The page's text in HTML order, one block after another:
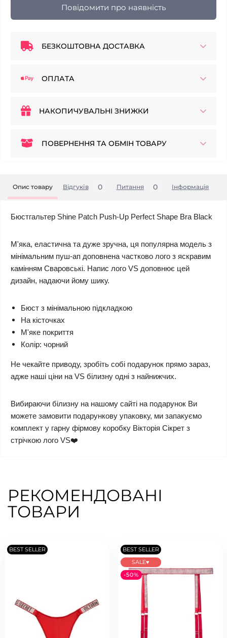
Повідомити про наявність
БЕЗКОШТОВНА ДОСТАВКА
ОПЛАТА
НАКОПИЧУВАЛЬНІ ЗНИЖКИ
ПОВЕРНЕННЯ ТА ОБМІН ТОВАРУ
Опис товару Відгуків 0 Питання 0 Iнформація
Бюстгальтер Shine Patch Push-Up Perfect Shape Bra Black
М'яка, еластична та дуже зручна, ця популярна модель з
мінімальним пуш-ап доповнена частково лого з яскравим
камінням Сваровські. Напис лого VS доповнює цей
дизайн, надаючи йому шику.
Бюст з мінімальною підкладкою
На кісточках
М'яке покриття
Колір: чорний
Не чекайте приводу, зробіть собі подарунок прямо зараз,
адже наші ціни на VS білизну одні з найнижчих.
Вибираючи білизну на нашому сайті на подарунок Ви
можете замовити подарункову упаковку, ми запакуємо
комплект у гарну фірмову коробку Вікторія Сікрет з
стрічкою лого VS❤️
РЕКОМЕНДОВАНІ
ТОВАРИ
BEST SELLER
BEST SELLER
SALE♥
-50%